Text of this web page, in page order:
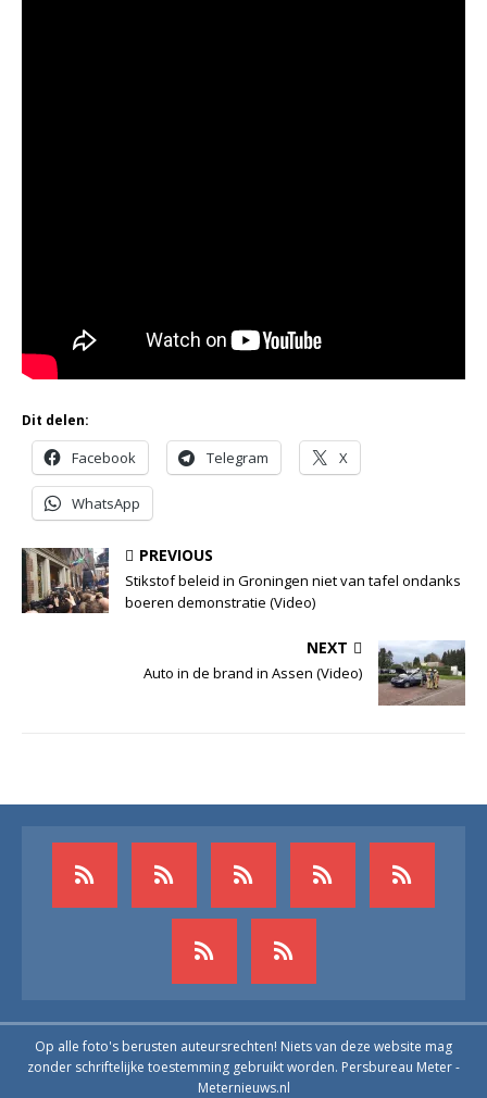
Dit delen:
Facebook Telegram X
WhatsApp
PREVIOUS
Stikstof beleid in Groningen niet van tafel ondanks
boeren demonstratie (Video)
NEXT
Auto in de brand in Assen (Video)
Op alle foto's berusten auteursrechten! Niets van deze website mag
zonder schriftelijke toestemming gebruikt worden. Persbureau Meter -
Meternieuws.nl